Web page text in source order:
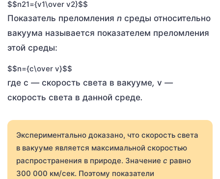
$$n21={v1\over v2}$$
Показатель преломления n среды относительно
вакуума называется показателем преломления
этой среды:
$$n={c\over v}$$
где c — скорость света в вакууме, v —
скорость света в данной среде.
Экспериментально доказано, что скорость света
в вакууме является максимальной скоростью
распространения в природе. Значение c равно
300 000 км/сек. Поэтому показатели